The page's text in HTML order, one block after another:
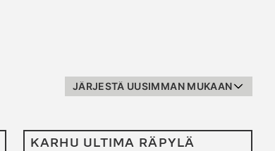
KARHU ULTIMA RÄPYLÄ